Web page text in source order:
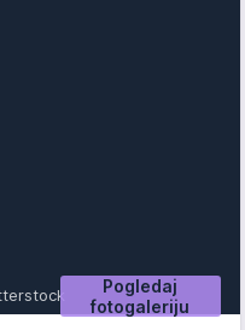
Pogledaj
fotogaleriju